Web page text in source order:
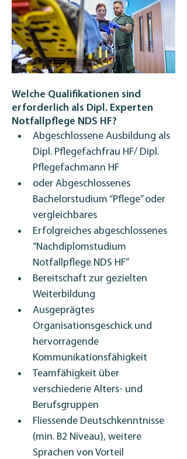
Welche Qualifikationen sind
erforderlich als Dipl. Experten
Notfallpflege NDS HF?
Abgeschlossene Ausbildung als
Dipl. Pflegefachfrau HF/ Dipl.
Pflegefachmann HF
oder Abgeschlossenes
Bachelorstudium “Pflege” oder
vergleichbares
Erfolgreiches abgeschlossenes
“Nachdiplomstudium
Notfallpflege NDS HF”
Bereitschaft zur gezielten
Weiterbildung
Ausgeprägtes
Organisationsgeschick und
hervorragende
Kommunikationsfähigkeit
Teamfähigkeit über
verschiedene Alters- und
Berufsgruppen
Fliessende Deutschkenntnisse
(min. B2 Niveau), weitere
Sprachen von Vorteil